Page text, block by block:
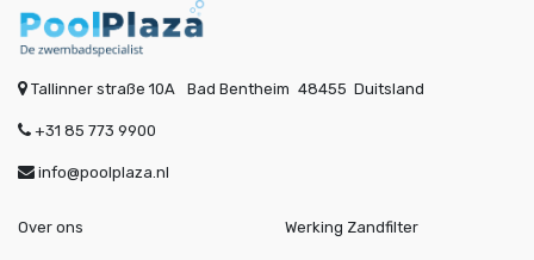
Tallinner straße 10A Bad Bentheim 48455 Duitsland
+31 85 773 9900
info@poolplaza.nl
Over ons Werking Zandfilter